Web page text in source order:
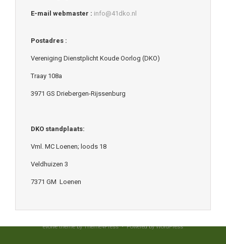
E-mail webmaster : info@41dko.nl
Postadres :
Vereniging Dienstplicht Koude Oorlog (DKO)
Traay 108a
3971 GS Driebergen-Rijssenburg
DKO standplaats:
Vml. MC Loenen; loods 18
Veldhuizen 3
7371 GM Loenen
evolvetheme by Theme4Press • Powered byWordPress